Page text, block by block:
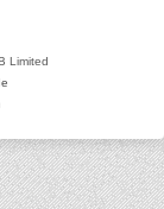
Limited